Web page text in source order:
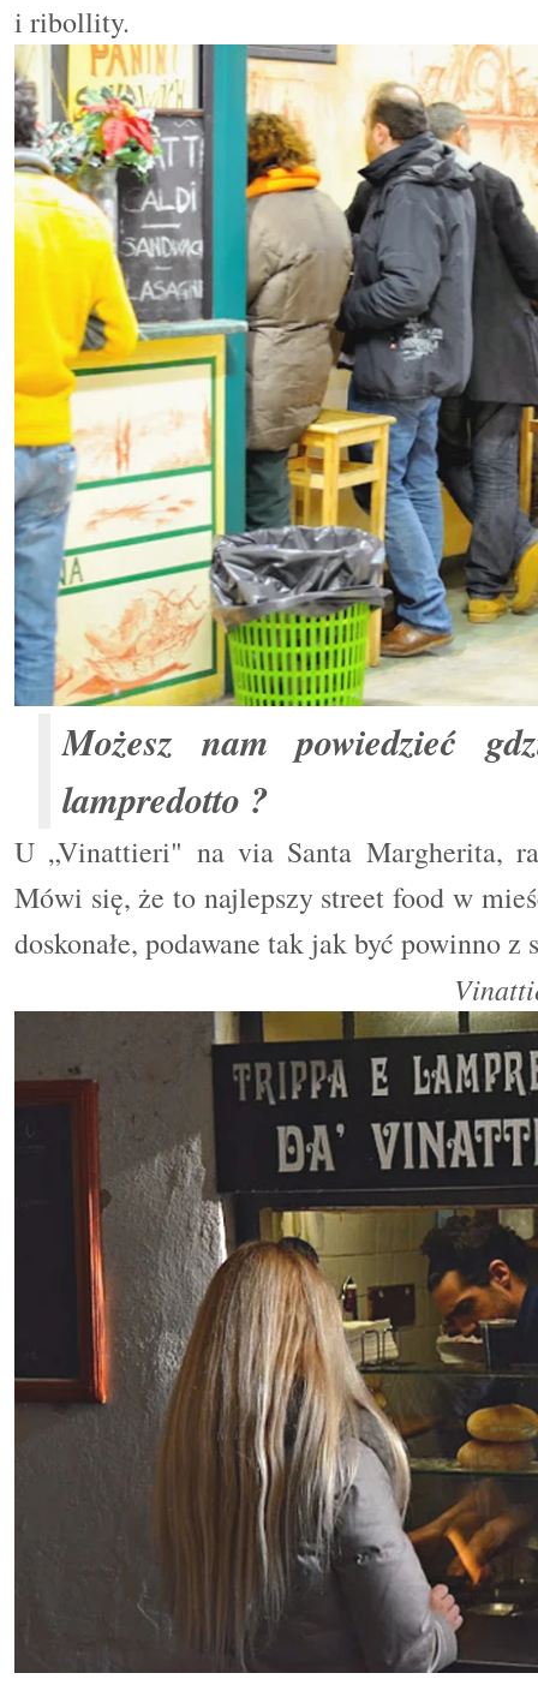
i ribollity.
Możesz nam powiedzieć
lampredotto ?
U „Vinattieri" na via Santa Margherita,
Mówi się, że to najlepszy street food w
doskonałe, podawane tak jak być powinno z